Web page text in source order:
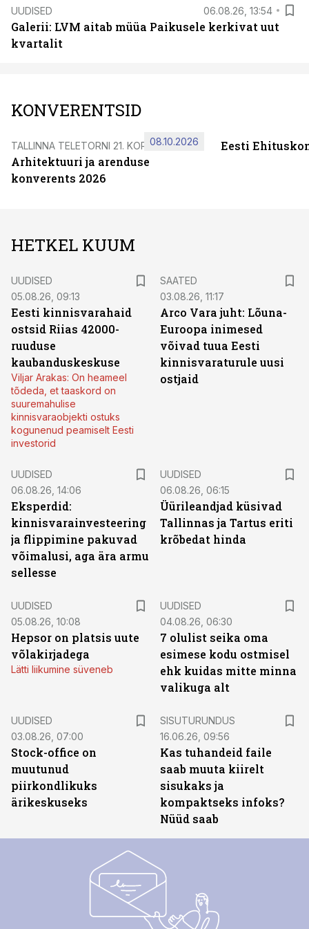
UUDISED 06.08.26, 13:54
Galerii: LVM aitab müüa Paikusele kerkivat uut
kvartalit
KONVERENTSID
TALLINNA TELETORNI 21. KORRUSEL
Arhitektuuri ja arenduse
konverents 2026
08.10.2026 Eesti
HETKEL KUUM
UUDISED
05.08.26, 09:13
Eesti kinnisvarahaid
ostsid Riias 42000-
ruuduse
kaubanduskeskuse
Viljar Arakas: On heameel
tõdeda, et taaskord on
suuremahulise
kinnisvaraobjekti ostuks
kogunenud peamiselt Eesti
investorid
SAATED
03.08.26, 11:17
Arco Vara juht: Lõuna-
Euroopa inimesed
võivad tuua Eesti
kinnisvaraturule uusi
ostjaid
UUDISED
06.08.26, 14:06
Eksperdid:
kinnisvarainvesteering
ja flippimine pakuvad
võimalusi, aga ära armu
sellesse
UUDISED
06.08.26, 06:15
Üürileandjad küsivad
Tallinnas ja Tartus eriti
krõbedat hinda
UUDISED
05.08.26, 10:08
Hepsor on platsis uute
võlakirjadega
Lätti liikumine süveneb
UUDISED
04.08.26, 06:30
7 olulist seika oma
esimese kodu ostmisel
ehk kuidas mitte minna
valikuga alt
UUDISED
03.08.26, 07:00
Stock-office on
muutunud
piirkondlikuks
ärikeskuseks
SISUTURUNDUS
16.06.26, 09:56
Kas tuhandeid faile
saab muuta kiirelt
sisukaks ja
kompaktseks infoks?
Nüüd saab